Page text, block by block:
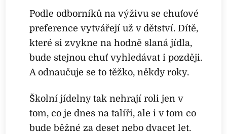
Podle odborníků na výživu se chuťové
preference vytvářejí už v dětství. Dítě,
které si zvykne na hodně slaná jídla,
bude stejnou chuť vyhledávat i později.
A odnaučuje se to těžko, někdy roky.
Školní jídelny tak nehrají roli jen v
tom, co je dnes na talíři, ale i v tom co
bude běžné za deset nebo dvacet let.